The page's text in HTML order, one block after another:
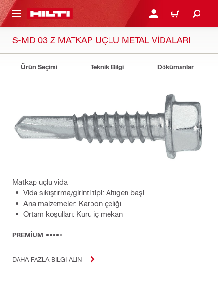
GEÇ GIRIŞ YAP YA DA KAYIT
SEPET
S-MD 03 Z MATKAP UÇLU METAL VIDALARI
Ürün Seçimi Teknik Bilgi Dökümanlar
Matkap uçlu vida
Vida sıkıştırma/girinti tipi: Altıgen başlı
Ana malzemeler: Karbon çeliği
Ortam koşulları: Kuru iç mekan
PREMIUM
DAHA FAZLA BILGI ALIN